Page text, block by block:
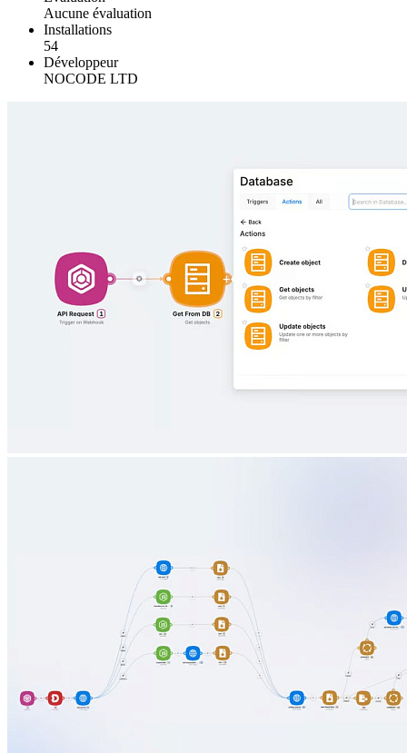
Aucune évaluation
Installations
54
Développeur
NOCODE LTD